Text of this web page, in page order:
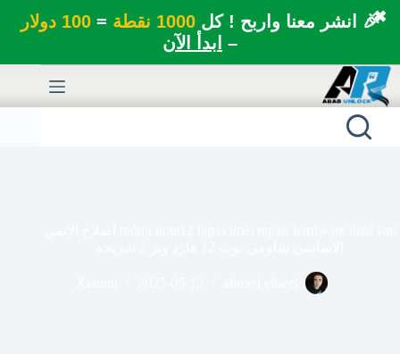
🎉 انشر معنا واربح ! كل1000 نقطة =100 دولار
– ابدأ الآن
✖
التجاوز
إلى
المحتوى